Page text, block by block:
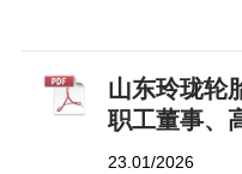
山东玲珑轮
职工董事、
高级管理人
23.01/2026